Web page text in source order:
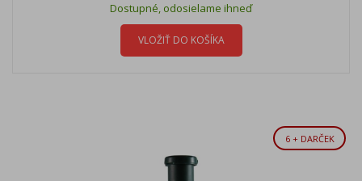
Dostupné, odosielame ihneď
VLOŽIŤ DO KOŠÍKA
6 + DARČEK